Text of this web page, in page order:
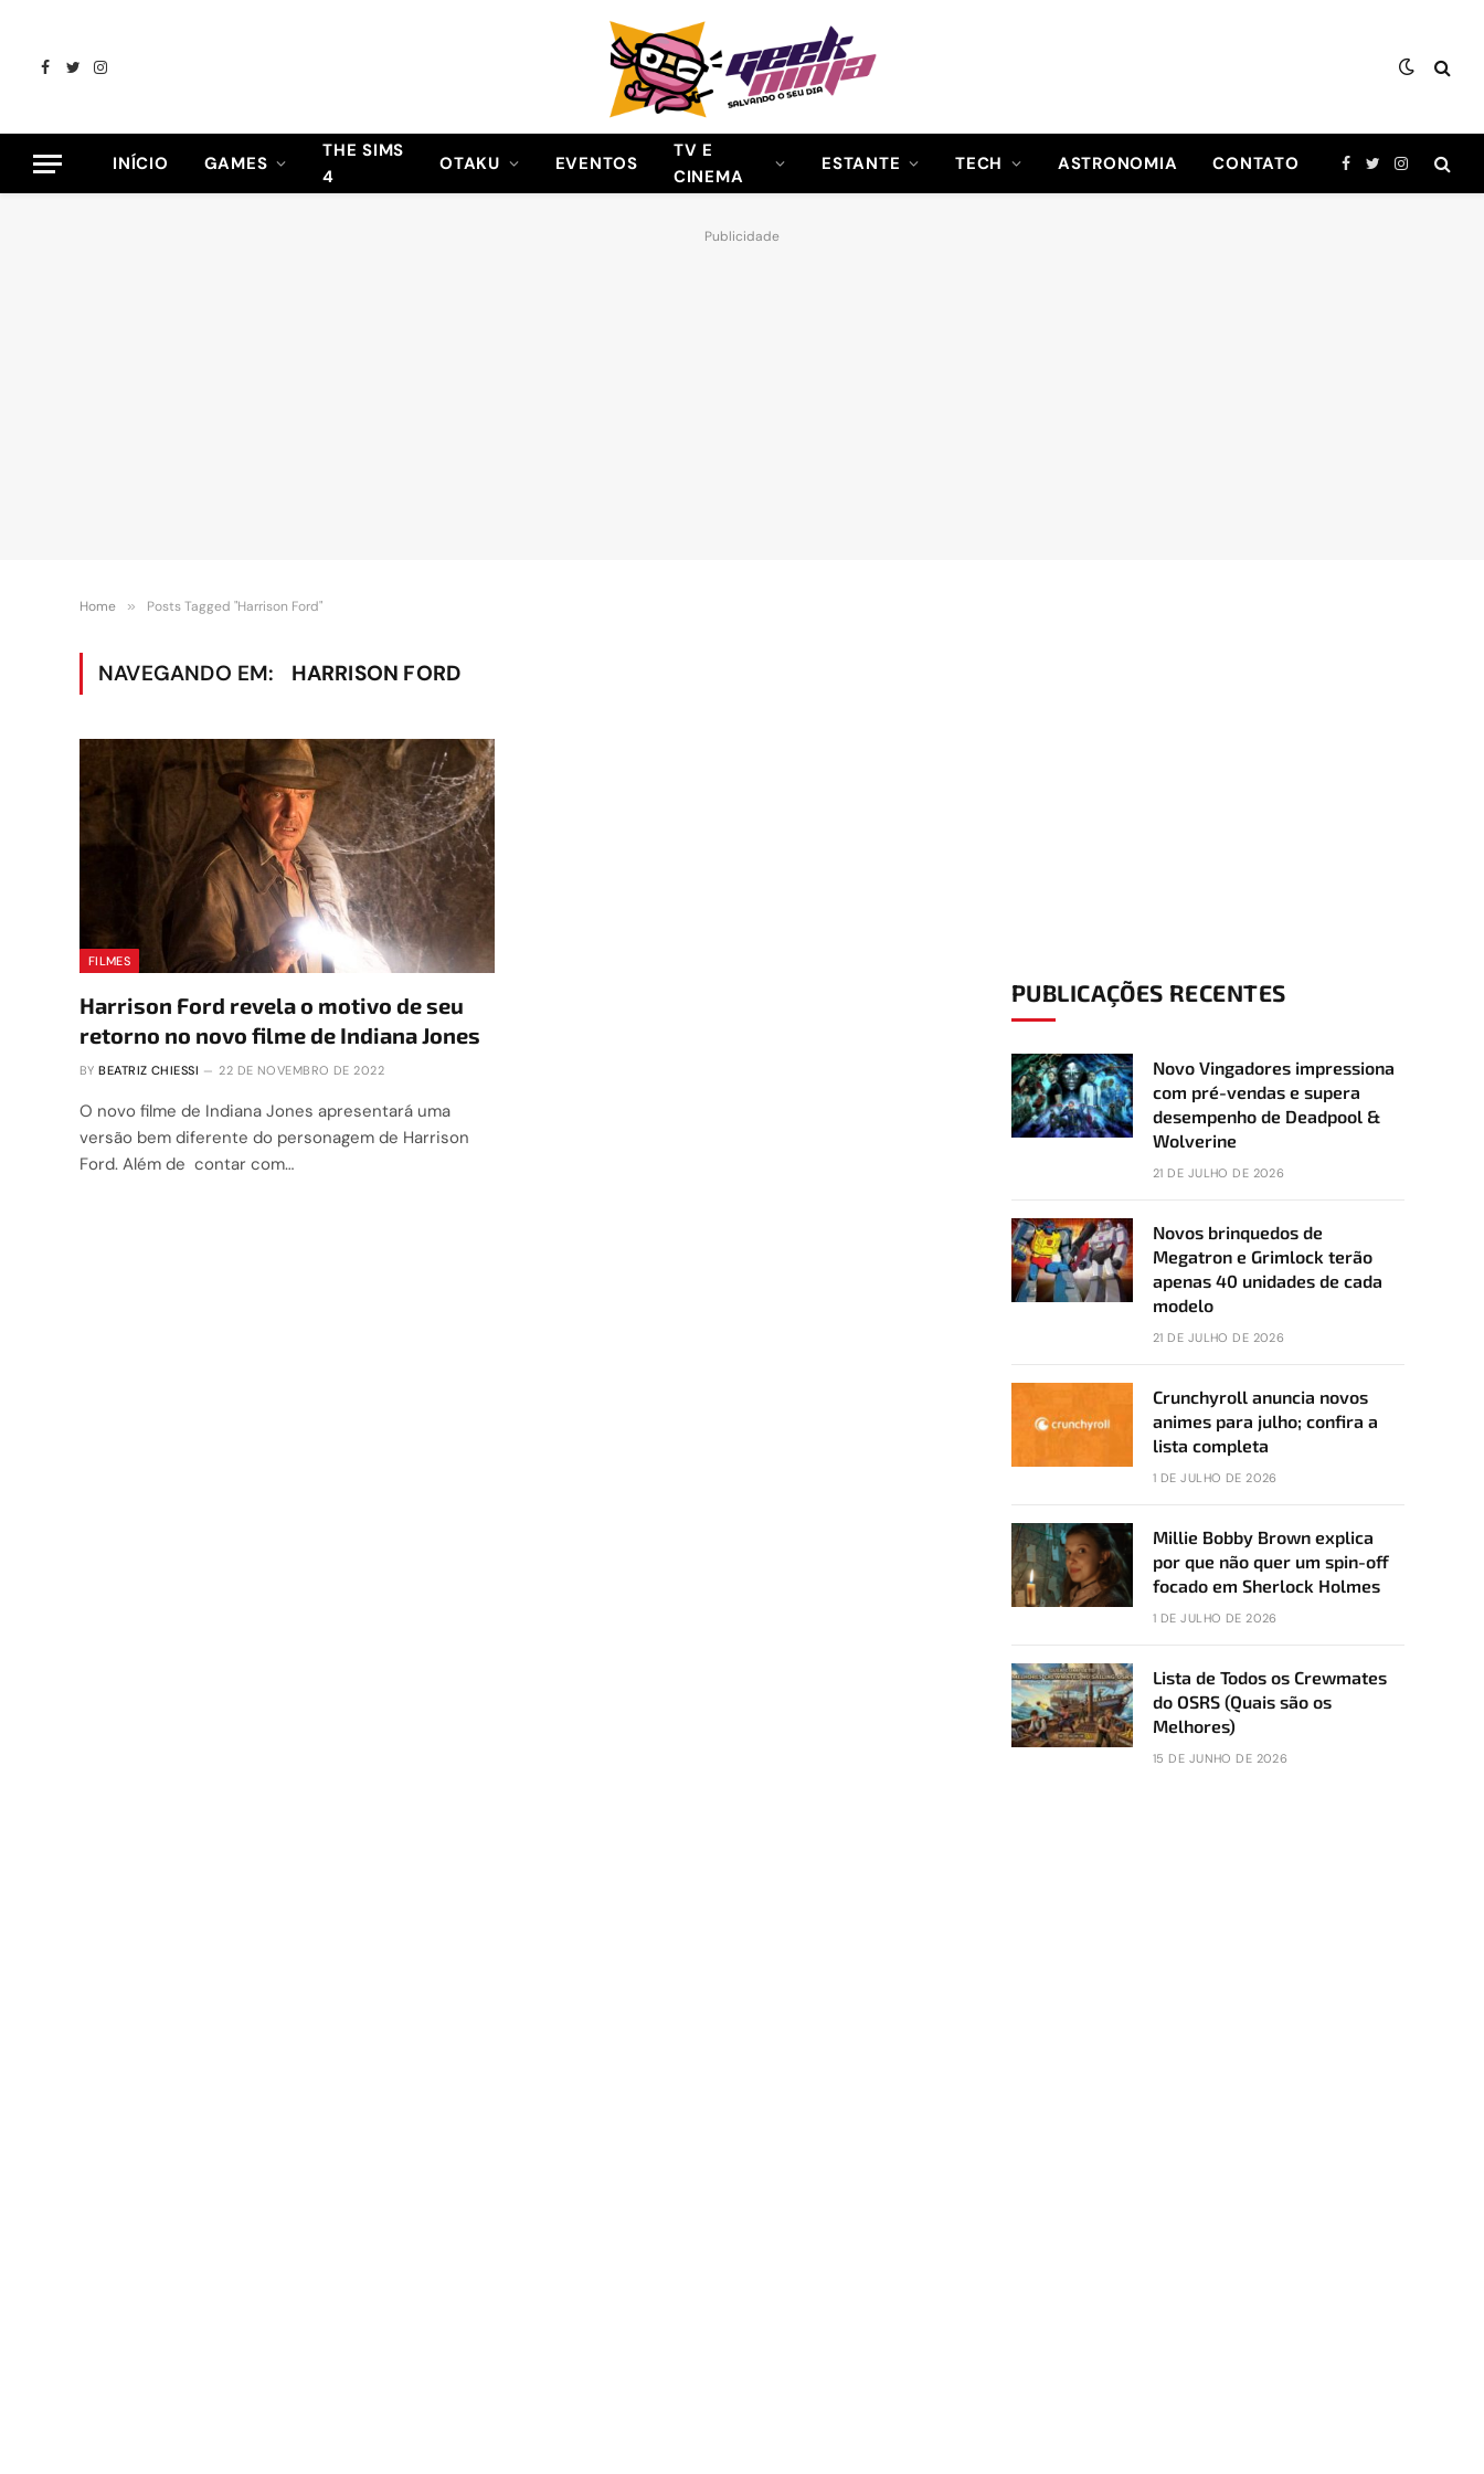
Facebook
TwitterInstagram
INÍCIO GAMES
THE SIMS
4
OTAKU EVENTOS
TV E
CINEMA
ESTANTE TECH ASTRONOMIA CONTATO Facebook
TwitterInstagram
Publicidade
Home » Posts Tagged "Harrison Ford"
NAVEGANDO EM: HARRISON FORD
FILMES
Harrison Ford revela o motivo de seu
retorno no novo filme de Indiana Jones
BY BEATRIZ CHIESSI 22 DE NOVEMBRO DE 2022
O novo filme de Indiana Jones apresentará uma
versão bem diferente do personagem de Harrison
Ford. Além de contar com…
PUBLICAÇÕES RECENTES
Novo Vingadores impressiona
com pré-vendas e supera
desempenho de Deadpool &
Wolverine
21 DE JULHO DE 2026
Novos brinquedos de
Megatron e Grimlock terão
apenas 40 unidades de cada
modelo
21 DE JULHO DE 2026
Crunchyroll anuncia novos
animes para julho; confira a
lista completa
1 DE JULHO DE 2026
Millie Bobby Brown explica
por que não quer um spin-off
focado em Sherlock Holmes
1 DE JULHO DE 2026
Lista de Todos os Crewmates
do OSRS (Quais são os
Melhores)
15 DE JUNHO DE 2026